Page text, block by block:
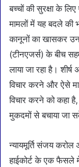
बच्चों की सुरक्षा के
मामलों में यह बदले की
कानूनों का खासकर उन
(टीनएजर्स) के बीच
लाया जा रहा है।
विचार करने और ऐसे
विचार करने को कहा
मुकदमों से बचाया जा
न्यायमूर्ति संजय करोल
हाईकोर्ट के एक फैसले